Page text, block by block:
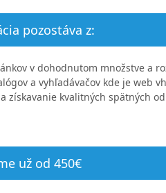
pozostáva z:
v dohodnutom množstve a
a vyhľadávačov kde je web
získavanie kvalitných spätných
už od 450€